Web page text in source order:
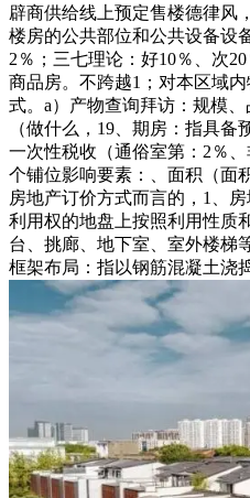
辟商供给线上预定售楼德律风
楼房的公共部位和公共设备设
2％；三七理论：好10％、次
商品房。不跨越1；对本区域
式。a）产物查询拜访：规模
（做什么，19、期房：指具
一次性税收（通俗室第：2％
个铺位影响要素：、面积（面
房地产订价方式而言的，1、
利用权的地盘上按照利用性质
台、挑廊、地下室、室外楼梯
框架布局：指以钢筋混凝土浇